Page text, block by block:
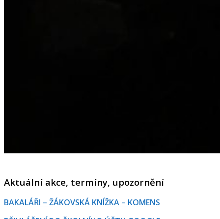
Aktuální akce, termíny, upozornění
BAKALÁŘI – ŽÁKOVSKÁ KNÍŽKA – KOMENS